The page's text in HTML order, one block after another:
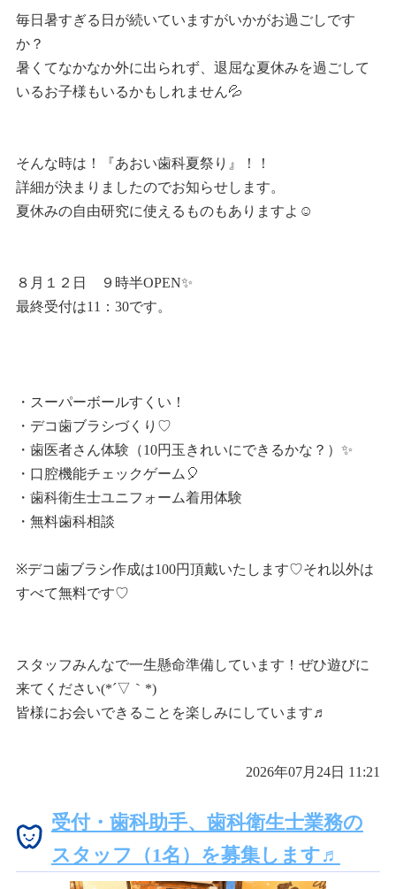
毎日暑すぎる日が続いていますがいかがお過ごしです
か？
暑くてなかなか外に出られず、退屈な夏休みを過ごして
いるお子様もいるかもしれません💦
そんな時は！『あおい歯科夏祭り』！！
詳細が決まりましたのでお知らせします。
夏休みの自由研究に使えるものもありますよ☺
８月１２日 ９時半OPEN✨
最終受付は11：30です。
・スーパーボールすくい！
・デコ歯ブラシづくり♡
・歯医者さん体験（10円玉きれいにできるかな？）✨
・口腔機能チェックゲーム🎈
・歯科衛生士ユニフォーム着用体験
・無料歯科相談
※デコ歯ブラシ作成は100円頂戴いたします♡それ以外は
すべて無料です♡
スタッフみんなで一生懸命準備しています！ぜひ遊びに
来てください(*´▽｀*)
皆様にお会いできることを楽しみにしています♬
2026年07月24日 11:21
受付・歯科助手、歯科衛生士業務の
スタッフ（1名）を募集します♬